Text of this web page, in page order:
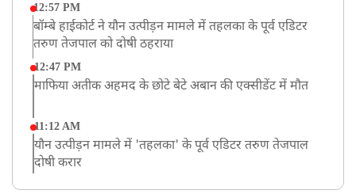
12:57 PM
बॉम्बे हाईकोर्ट ने यौन उत्पीड़न मामले में तहलका के पूर्व एडिटर
तरुण तेजपाल को दोषी ठहराया
12:47 PM
माफिया अतीक अहमद के छोटे बेटे अबान की एक्सीडेंट में मौत
11:12 AM
यौन उत्पीड़न मामले में 'तहलका' के पूर्व एडिटर तरुण तेजपाल
दोषी करार